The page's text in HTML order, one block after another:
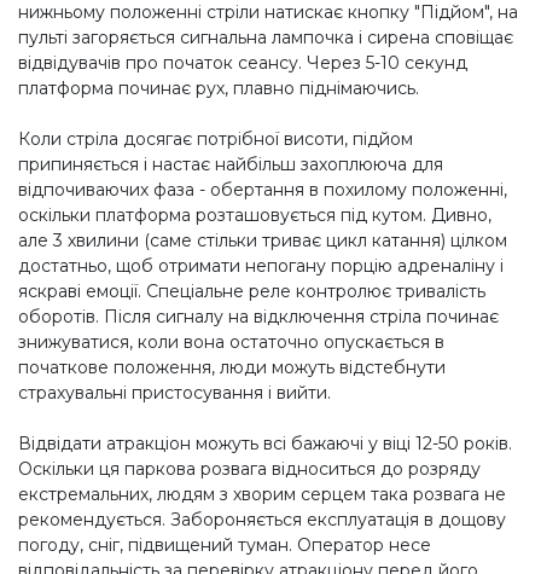
нижньому положенні стріли натискає кнопку "Підйом", на
пульті загоряється сигнальна лампочка і сирена сповіщає
відвідувачів про початок сеансу. Через 5-10 секунд
платформа починає рух, плавно піднімаючись.
Коли стріла досягає потрібної висоти, підйом
припиняється і настає найбільш захоплююча для
відпочиваючих фаза - обертання в похилому положенні,
оскільки платформа розташовується під кутом. Дивно,
але 3 хвилини (саме стільки триває цикл катання) цілком
достатньо, щоб отримати непогану порцію адреналіну і
яскраві емоції. Спеціальне реле контролює тривалість
оборотів. Після сигналу на відключення стріла починає
знижуватися, коли вона остаточно опускається в
початкове положення, люди можуть відстебнути
страхувальні пристосування і вийти.
Відвідати атракціон можуть всі бажаючі у віці 12-50 років.
Оскільки ця паркова розвага відноситься до розряду
екстремальних, людям з хворим серцем така розвага не
рекомендується. Забороняється експлуатація в дощову
погоду, сніг, підвищений туман. Оператор несе